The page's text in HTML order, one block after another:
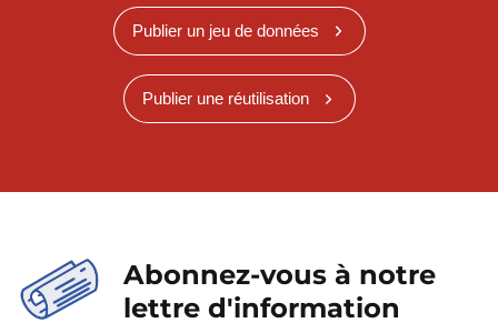
Publier un jeu de données
Publier une réutilisation
Abonnez-vous à notre
lettre d'information